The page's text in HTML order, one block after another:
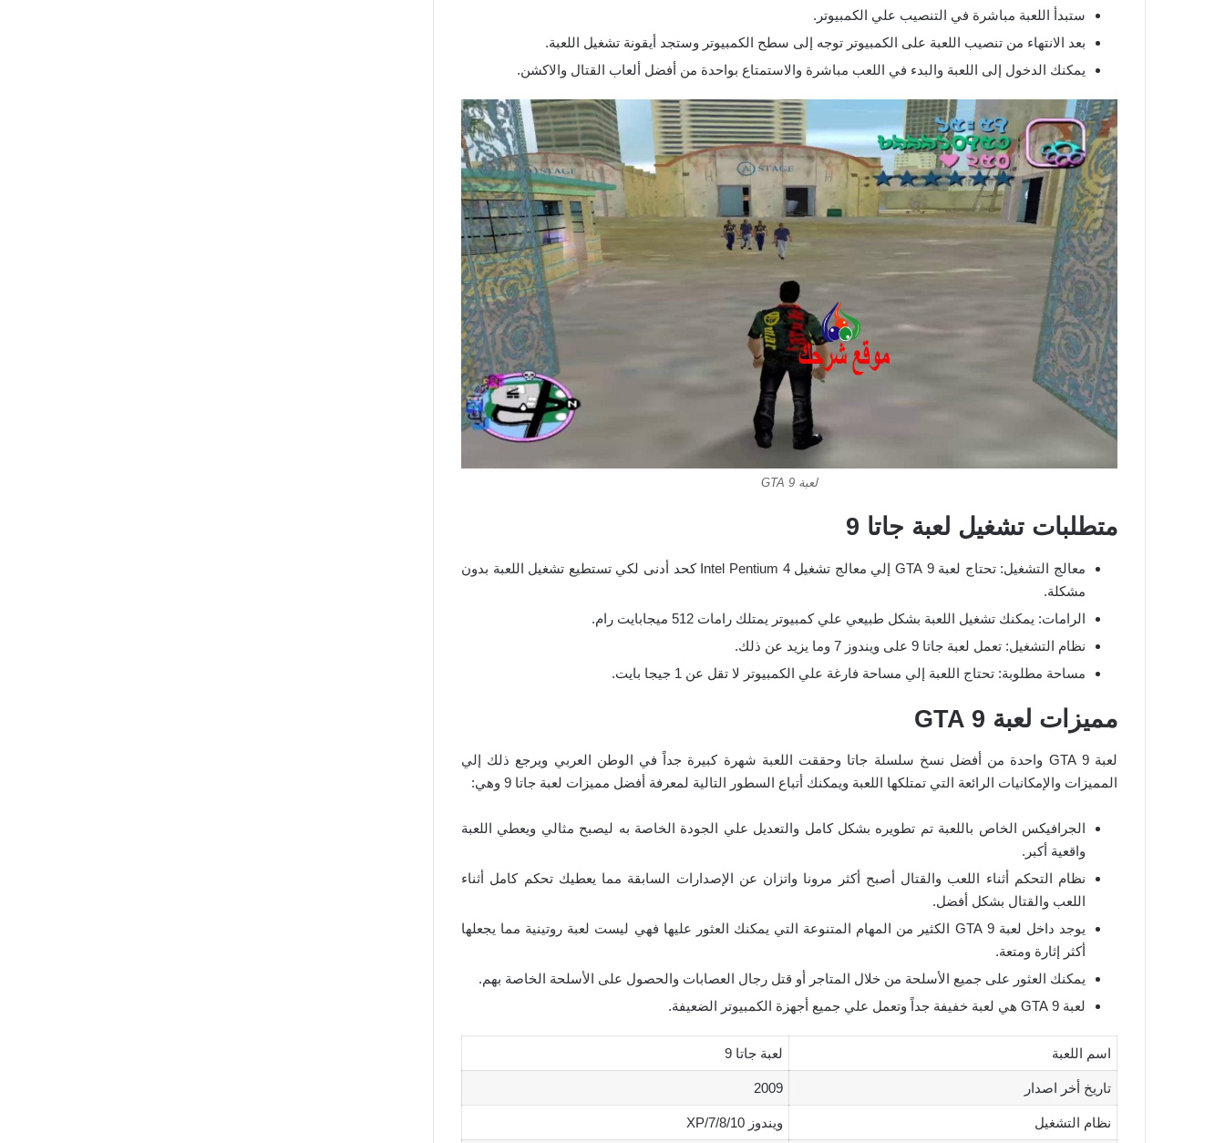
ستبدأ اللعبة مباشرة في التنصيب علي الكمبيوتر.
بعد الانتهاء من تنصيب اللعبة على الكمبيوتر توجه إلى سطح الكمبيوتر وستجد أيقونة تشغيل اللعبة.
يمكنك الدخول إلى اللعبة والبدء في اللعب مباشرة والاستمتاع بواحدة من أفضل ألعاب القتال والاكشن.
لعبة GTA 9
متطلبات تشغيل لعبة جاتا 9
معالج التشغيل: تحتاج لعبة 9 GTA إلي معالج تشغيل Intel Pentium 4 كحد أدنى لكي تستطيع تشغيل اللعبة بدون
مشكلة.
الرامات: يمكنك تشغيل اللعبة بشكل طبيعي علي كمبيوتر يمتلك رامات 512 ميجابايت رام.
نظام التشغيل: تعمل لعبة جاتا 9 على ويندوز 7 وما يزيد عن ذلك.
مساحة مطلوبة: تحتاج اللعبة إلي مساحة فارغة علي الكمبيوتر لا تقل عن 1 جيجا بايت.
مميزات لعبة GTA 9
لعبة 9 GTA واحدة من أفضل نسخ سلسلة جاتا وحققت اللعبة شهرة كبيرة جداً في الوطن العربي ويرجع ذلك إلي
المميزات والإمكانيات الرائعة التي تمتلكها اللعبة ويمكنك أتباع السطور التالية لمعرفة أفضل مميزات لعبة جاتا 9 وهي:
الجرافيكس الخاص باللعبة تم تطويره بشكل كامل والتعديل علي الجودة الخاصة به ليصبح مثالي ويعطي اللعبة
واقعية أكبر.
نظام التحكم أثناء اللعب والقتال أصبح أكثر مرونا واتزان عن الإصدارات السابقة مما يعطيك تحكم كامل أثناء
اللعب والقتال بشكل أفضل.
يوجد داخل لعبة 9 GTA الكثير من المهام المتنوعة التي يمكنك العثور عليها فهي ليست لعبة روتينية مما يجعلها
أكثر إثارة ومتعة.
يمكنك العثور على جميع الأسلحة من خلال المتاجر أو قتل رجال العصابات والحصول على الأسلحة الخاصة بهم.
لعبة 9 GTA هي لعبة خفيفة جداً وتعمل علي جميع أجهزة الكمبيوتر الضعيفة.
اسم اللعبة لعبة جاتا 9
تاريخ أخر اصدار 2009
نظام التشغيل ويندوز XP/7/8/10